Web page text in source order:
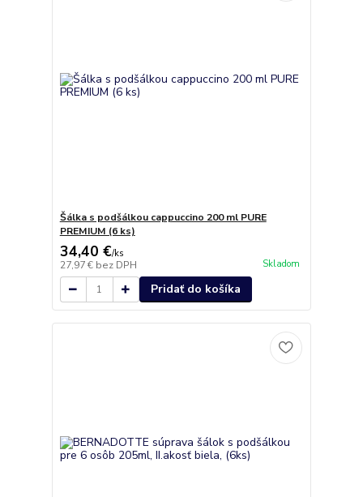
Šálka s podšálkou cappuccino 200 ml PURE
PREMIUM (6 ks)
34,40 €/ks
27,97 € bez DPH Skladom
Pridať do košíka